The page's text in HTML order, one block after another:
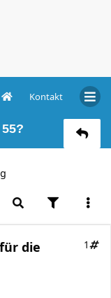
Kontakt
die
1